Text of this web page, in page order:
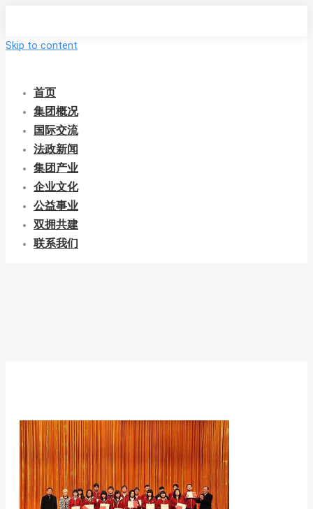
Skip to content
首页
集团概况
国际交流
法政新闻
集团产业
企业文化
公益事业
双拥共建
联系我们